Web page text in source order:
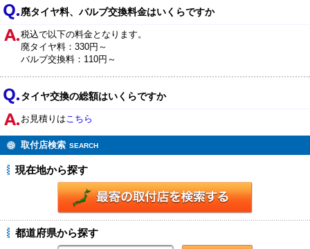
廃タイヤ料、バルブ交換料金はいくらですか
税込で以下の料金となります。
廃タイヤ料：330円～
バルブ交換料：110円～
タイヤ交換の総額はいくらですか
お見積りはこちら
取付店検索 SEARCH
現在地から探す
都道府県から探す